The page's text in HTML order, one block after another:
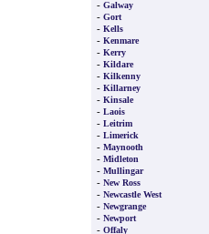
- Galway
- Gort
- Kells
- Kenmare
- Kerry
- Kildare
- Kilkenny
- Killarney
- Kinsale
- Laois
- Leitrim
- Limerick
- Maynooth
- Midleton
- Mullingar
- New Ross
- Newcastle West
- Newgrange
- Newport
- Offaly